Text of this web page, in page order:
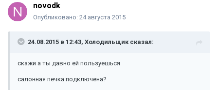
novodk
Опубликовано: 24 августа 2015
24.08.2015 в 12:43, Холодильщик сказал:
скажи а ты давно ей пользуешься
салонная печка подключена?